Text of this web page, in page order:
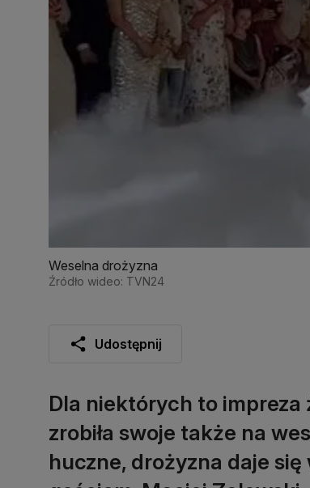
Weselna drożyzna
Źródło wideo: TVN24
Udostępnij
Dla niektórych to impreza
zrobiła swoje także na
huczne, drożyzna daje